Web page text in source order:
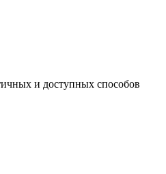
и доступных способов